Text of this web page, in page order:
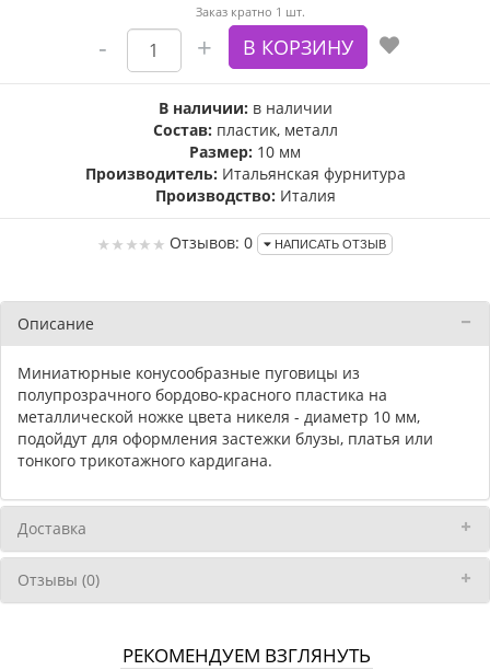
Заказ кратно 1 шт.
В наличии: в наличии
Состав: пластик, металл
Размер: 10 мм
Производитель: Итальянская фурнитура
Производство: Италия
Отзывов: 0 НАПИСАТЬ ОТЗЫВ
Описание
Миниатюрные конусообразные пуговицы из
полупрозрачного бордово-красного пластика на
металлической ножке цвета никеля - диаметр 10 мм,
подойдут для оформления застежки блузы, платья или
тонкого трикотажного кардигана.
Доставка
Отзывы (0)
РЕКОМЕНДУЕМ ВЗГЛЯНУТЬ